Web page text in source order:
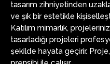
tasarım zihniyetinden
ve şık bir estetikle
Katılım mimarlık,
tasarladığı projeleri
şekilde hayata geçirir.